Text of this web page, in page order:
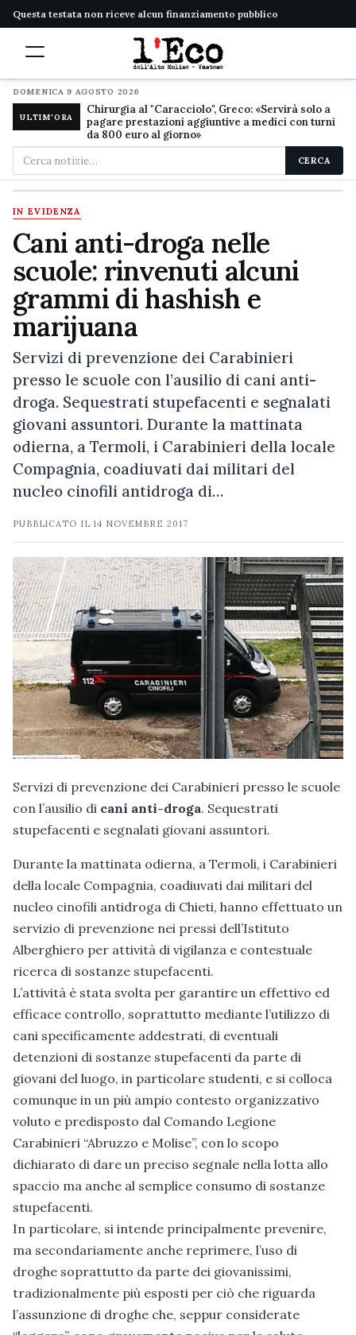
Questa testata non riceve alcun finanziamento pubblico
DOMENICA 9 AGOSTO 2026
ULTIM'ORA
Chirurgia al "Caracciolo", Greco: «Servirà solo a
pagare prestazioni aggiuntive a medici con turni
da 800 euro al giorno»
Cerca
nel
sito
CERCA
IN EVIDENZA
Cani anti-droga nelle
scuole: rinvenuti alcuni
grammi di hashish e
marijuana
Servizi di prevenzione dei Carabinieri
presso le scuole con l’ausilio di cani anti-
droga. Sequestrati stupefacenti e segnalati
giovani assuntori. Durante la mattinata
odierna, a Termoli, i Carabinieri della locale
Compagnia, coadiuvati dai militari del
nucleo cinofili antidroga di…
PUBBLICATO IL14 NOVEMBRE 2017
Servizi di prevenzione dei Carabinieri presso le scuole
con l’ausilio di cani anti-droga. Sequestrati
stupefacenti e segnalati giovani assuntori.
Durante la mattinata odierna, a Termoli, i Carabinieri
della locale Compagnia, coadiuvati dai militari del
nucleo cinofili antidroga di Chieti, hanno effettuato un
servizio di prevenzione nei pressi dell’Istituto
Alberghiero per attività di vigilanza e contestuale
ricerca di sostanze stupefacenti.
L’attività è stata svolta per garantire un effettivo ed
efficace controllo, soprattutto mediante l’utilizzo di
cani specificamente addestrati, di eventuali
detenzioni di sostanze stupefacenti da parte di
giovani del luogo, in particolare studenti, e si colloca
comunque in un più ampio contesto organizzativo
voluto e predisposto dal Comando Legione
Carabinieri “Abruzzo e Molise”, con lo scopo
dichiarato di dare un preciso segnale nella lotta allo
spaccio ma anche al semplice consumo di sostanze
stupefacenti.
In particolare, si intende principalmente prevenire,
ma secondariamente anche reprimere, l’uso di
droghe soprattutto da parte dei giovanissimi,
tradizionalmente più esposti per ciò che riguarda
l’assunzione di droghe che, seppur considerate